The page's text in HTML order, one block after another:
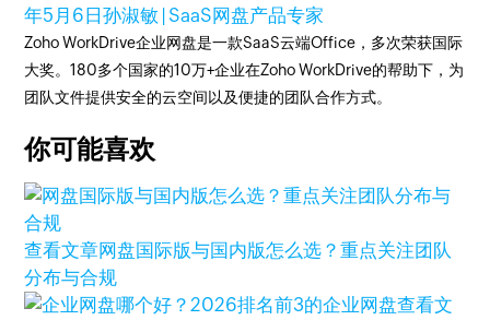
年5月6日孙淑敏 | SaaS网盘产品专家
Zoho WorkDrive企业网盘是一款SaaS云端Office，多次荣获国际
大奖。180多个国家的10万+企业在Zoho WorkDrive的帮助下，为
团队文件提供安全的云空间以及便捷的团队合作方式。
你可能喜欢
查看文章网盘国际版与国内版怎么选？重点关注团队
分布与合规
查看文